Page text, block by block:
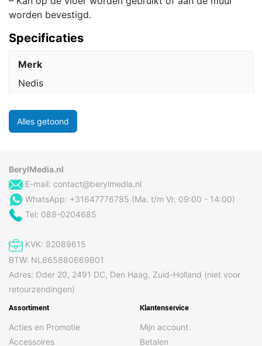
worden bevestigd.
Specificaties
Merk
Nedis
Alles getoond
BerylMedia.nl
E-mail: contact@berylmedia.nl
WhatsApp: +31647776785 (Ma. t/m Vr. 09:00 - 14:00)
Tel: 088-0204685
KVK: 92089615
BTW: NL865880669B01
Adres: Oder 20, 2491 DC, Den Haag, Zuid-Holland (niet voor
retourzendingen)
Assortiment
Acties en Promotie
Accessoires
Klantenservice
Mijn account
Betalen